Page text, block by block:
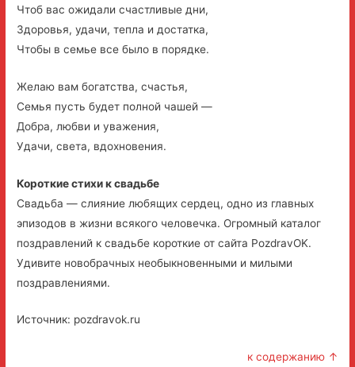
Чтоб вас ожидали счастливые дни,
Здоровья, удачи, тепла и достатка,
Чтобы в семье все было в порядке.
Желаю вам богатства, счастья,
Семья пусть будет полной чашей —
Добра, любви и уважения,
Удачи, света, вдохновения.
Короткие стихи к свадьбе
Свадьба — слияние любящих сердец, одно из главных
эпизодов в жизни всякого человечка. Огромный каталог
поздравлений к свадьбе короткие от сайта PozdravOK.
Удивите новобрачных необыкновенными и милыми
поздравлениями.
Источник: pozdravok.ru
к содержанию ↑